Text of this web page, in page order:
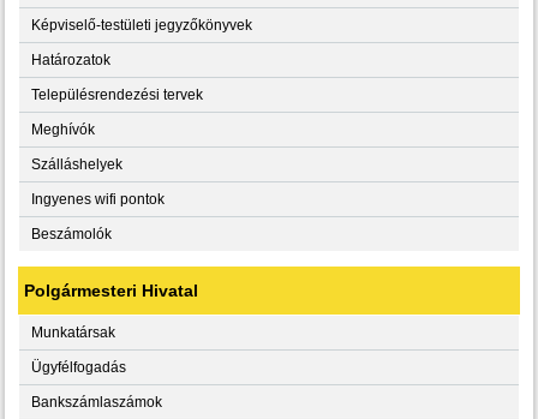
Képviselő-testületi jegyzőkönyvek
Határozatok
Településrendezési tervek
Meghívók
Szálláshelyek
Ingyenes wifi pontok
Beszámolók
Polgármesteri Hivatal
Munkatársak
Ügyfélfogadás
Bankszámlaszámok